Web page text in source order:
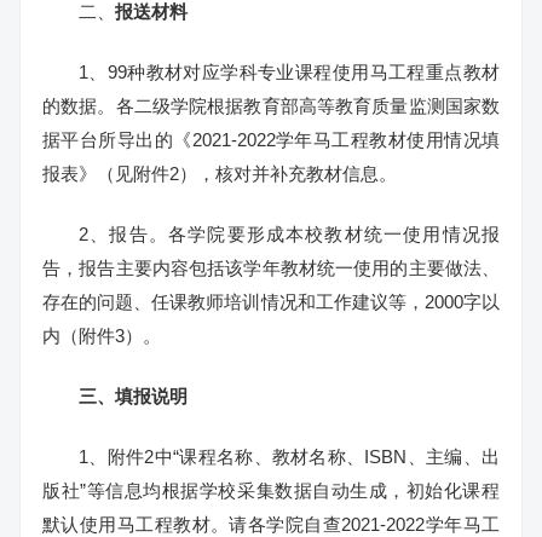
二、 报送材料
1、99种教材对应学科专业课程使用马工程重点教材
的数据。各二级学院根据教育部高等教育质量监测国家数
据平台所导出的《2021-2022学年马工程教材使用情况填
报表》（见附件2），核对并补充教材信息。
2、报告。各学院要形成本校教材统一使用情况报
告，报告主要内容包括该学年教材统一使用的主要做法、
存在的问题、任课教师培训情况和工作建议等，2000字以
内（附件3）。
三、填报说明
1、附件2中“课程名称、教材名称、ISBN、主编、出
版社”等信息均根据学校采集数据自动生成，初始化课程
默认使用马工程教材。请各学院自查2021-2022学年马工